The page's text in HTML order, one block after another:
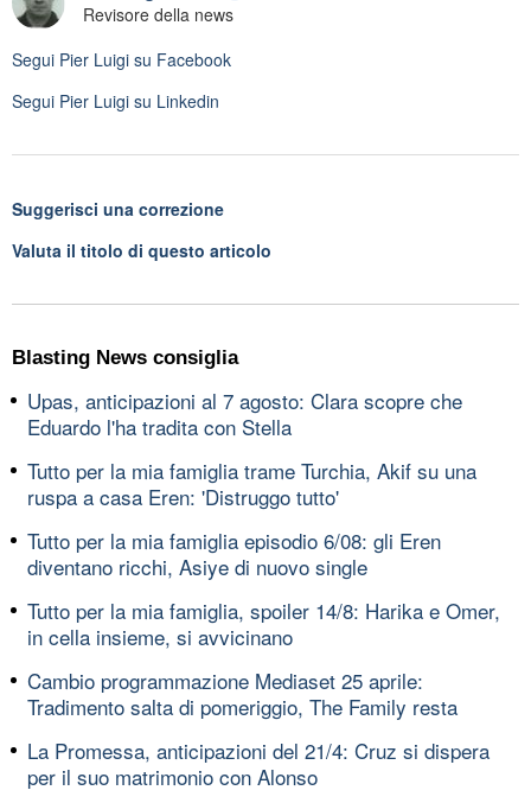
Revisore della news
Segui Pier Luigi su Facebook
Segui Pier Luigi su Linkedin
Suggerisci una correzione
Valuta il titolo di questo articolo
Blasting News consiglia
Upas, anticipazioni al 7 agosto: Clara scopre che
Eduardo l'ha tradita con Stella
Tutto per la mia famiglia trame Turchia, Akif su una
ruspa a casa Eren: 'Distruggo tutto'
Tutto per la mia famiglia episodio 6/08: gli Eren
diventano ricchi, Asiye di nuovo single
Tutto per la mia famiglia, spoiler 14/8: Harika e Omer,
in cella insieme, si avvicinano
Cambio programmazione Mediaset 25 aprile:
Tradimento salta di pomeriggio, The Family resta
La Promessa, anticipazioni del 21/4: Cruz si dispera
per il suo matrimonio con Alonso